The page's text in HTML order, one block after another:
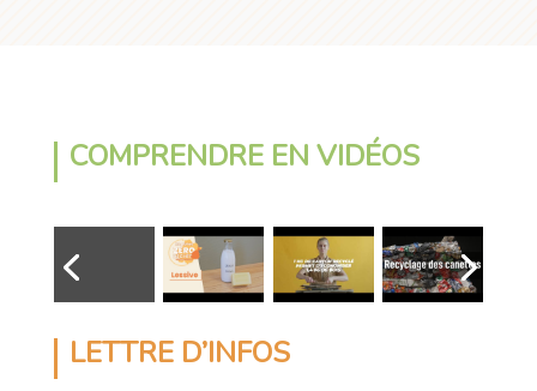
COMPRENDRE EN VIDÉOS
LETTRE D’INFOS